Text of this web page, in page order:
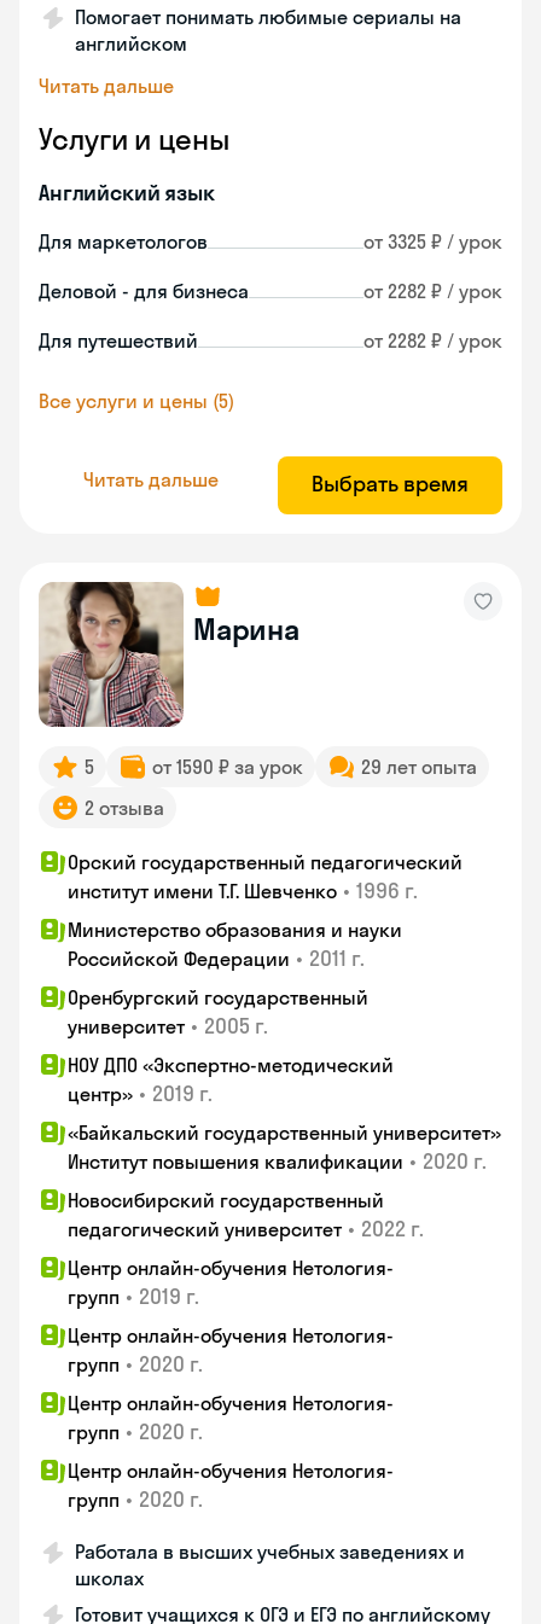
Помогает понимать любимые сериалы на
английском
Читать дальше
Услуги и цены
Английский язык
Для маркетологов от 3325 ₽ / урок
Деловой - для бизнеса от 2282 ₽ / урок
Для путешествий от 2282 ₽ / урок
Все услуги и цены (5)
Читать дальше Выбрать время
Марина
5 от 1590 ₽ за урок
29 лет опыта
2 отзыва
Орский государственный педагогический
институт имени Т.Г. Шевченко • 1996 г.
Министерство образования и науки
Российской Федерации • 2011 г.
Оренбургский государственный
университет • 2005 г.
НОУ ДПО «Экспертно-методический
центр» • 2019 г.
«Байкальский государственный университет»
Институт повышения квалификации • 2020 г.
Новосибирский государственный
педагогический университет • 2022 г.
Центр онлайн-обучения Нетология-
групп • 2019 г.
Центр онлайн-обучения Нетология-
групп • 2020 г.
Центр онлайн-обучения Нетология-
групп • 2020 г.
Центр онлайн-обучения Нетология-
групп • 2020 г.
Работала в высших учебных заведениях и
школах
Готовит учащихся к ОГЭ и ЕГЭ по английскому